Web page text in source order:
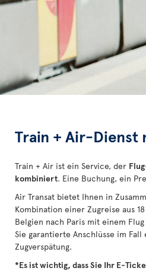
Train + Air-Dienst
Train + Air ist ein Service, der
kombiniert. Eine Buchung, ein
Air Transat bietet Ihnen in
Kombination einer Zugreise aus
Belgien nach Paris mit einem
Sie garantierte Anschlüsse im
Zugverspätung.
*Es ist wichtig, dass Sie Ihr E-